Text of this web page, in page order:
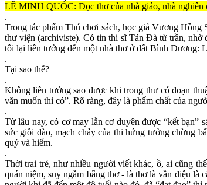
LÊ MINH QUỐC: Đọc thơ của nhà giáo, nhà
.
Trong tác phẩm Thú chơi sách, học giả Vương
thư viện (archiviste). Có tin thi sĩ Tản Đà từ trần, nhờ
tôi lại liên tưởng đến một nhà thơ ở đất Bình Dương:
.
Tại sao thế?
.
Không liên tưởng sao được khi trong thư có đoạn
văn muốn thì có”. Rõ ràng, đây là phẩm chất của
.
Từ lâu nay, có cơ may lẫn cơ duyên được “kết
sức giồi dào, mạch chảy của thi hứng tưởng chừng
quý và hiếm.
.
Thời trai trẻ, như nhiều người viết khác, ồ, ai cũng
quán niệm, suy ngẫm bằng thơ - là thơ là vần điệu